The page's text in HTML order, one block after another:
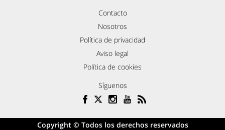
Contacto
Nosotros
Política de privacidad
Aviso legal
Política de cookies
Síguenos
Copyright © Todos los derechos reservados